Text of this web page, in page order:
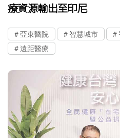
療資源輸出至印尼
亞東醫院 智慧城市
遠距醫療